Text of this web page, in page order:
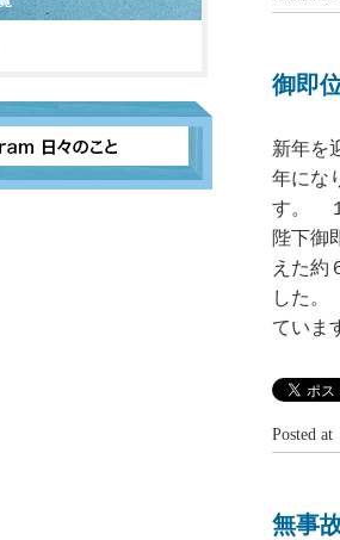
御即
新年を
年にな
す。
陛下御
えた約
した。
ていま
Posted
無事